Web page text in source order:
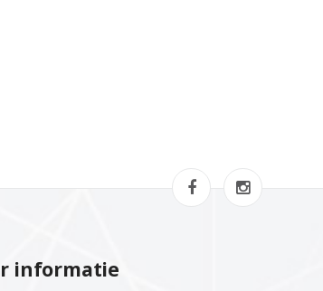
informatie